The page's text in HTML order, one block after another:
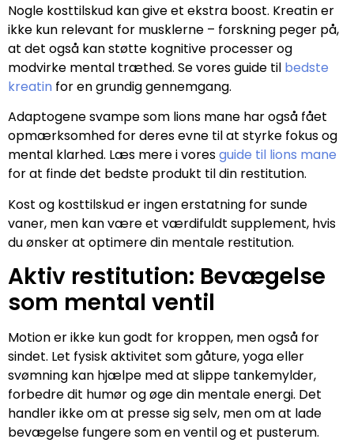
Nogle kosttilskud kan give et ekstra boost. Kreatin er
ikke kun relevant for musklerne – forskning peger på,
at det også kan støtte kognitive processer og
modvirke mental træthed. Se vores guide til bedste
kreatin for en grundig gennemgang.
Adaptogene svampe som lions mane har også fået
opmærksomhed for deres evne til at styrke fokus og
mental klarhed. Læs mere i voresguide til lions mane
for at finde det bedste produkt til din restitution.
Kost og kosttilskud er ingen erstatning for sunde
vaner, men kan være et værdifuldt supplement, hvis
du ønsker at optimere din mentale restitution.
Aktiv restitution: Bevægelse
som mental ventil
Motion er ikke kun godt for kroppen, men også for
sindet. Let fysisk aktivitet som gåture, yoga eller
svømning kan hjælpe med at slippe tankemylder,
forbedre dit humør og øge din mentale energi. Det
handler ikke om at presse sig selv, men om at lade
bevægelse fungere som en ventil og et pusterum.